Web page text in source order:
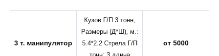
3 т. манипулятор
Кузов Г/П 3 тонн,
Размеры (Д*Ш), м.:
5.4*2.2 Стрела Г/П
от 5000